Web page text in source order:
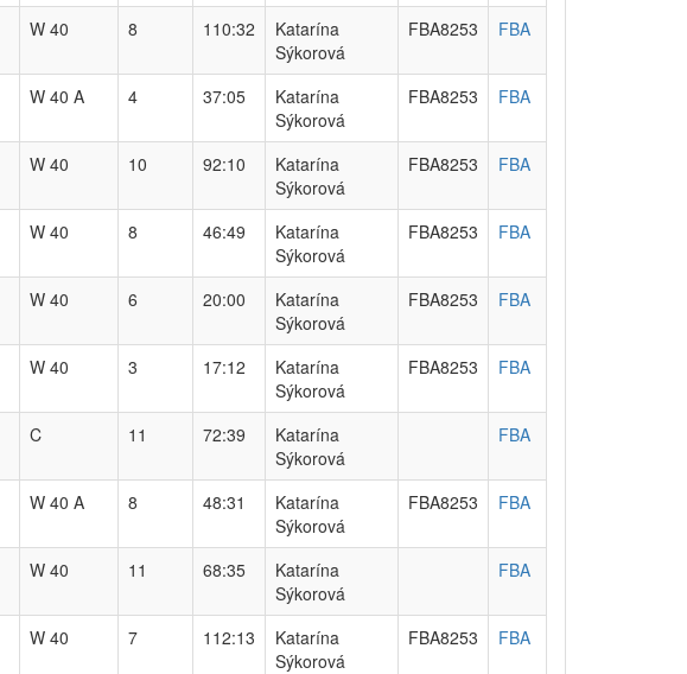
W 40 8 110:32
Katarína
Sýkorová
FBA8253 FBA
W 40 A 4 37:05
Katarína
Sýkorová
FBA8253 FBA
W 40 10 92:10
Katarína
Sýkorová
FBA8253 FBA
W 40 8 46:49
Katarína
Sýkorová
FBA8253 FBA
W 40 6 20:00
Katarína
Sýkorová
FBA8253 FBA
W 40 3 17:12
Katarína
Sýkorová
FBA8253 FBA
C 11 72:39
Katarína
Sýkorová
FBA
W 40 A 8 48:31
Katarína
Sýkorová
FBA8253 FBA
W 40 11 68:35
Katarína
Sýkorová
FBA
W 40 7 112:13
Katarína
Sýkorová
FBA8253 FBA